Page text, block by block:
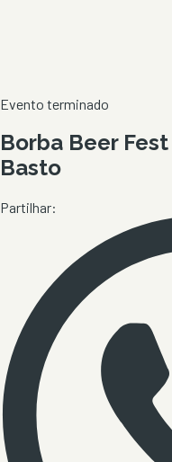
Evento terminado
Borba Beer
Basto
Partilhar: